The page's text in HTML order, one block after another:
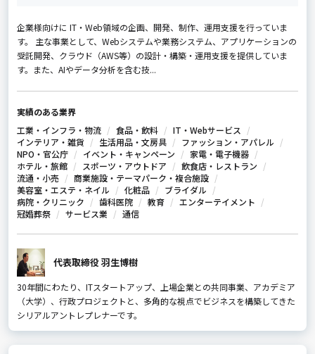
企業様向けに IT・Web領域の企画、開発、制作、運用支援を行っていま
す。 主な事業として、Webシステムや業務システム、アプリケーションの
受託開発、クラウド（AWS等）の設計・構築・運用支援を提供していま
す。また、AIやデータ分析を含む技...
実績のある業界
工業・インフラ・物流
食品・飲料
IT・Webサービス
インテリア・雑貨
生活用品・文房具
ファッション・アパレル
NPO・官公庁
イベント・キャンペーン
家電・電子機器
ホテル・旅館
スポーツ・アウトドア
飲食店・レストラン
流通・小売
商業施設・テーマパーク・複合施設
美容室・エステ・ネイル
化粧品
ブライダル
病院・クリニック
歯科医院 教育
エンターテイメント
冠婚葬祭
サービス業 通信
代表取締役 羽生博樹
30年間にわたり、ITスタートアップ、上場企業との共同事業、アカデミア
（大学）、行政プロジェクトと、多角的な視点でビジネスを構築してきた
シリアルアントレプレナーです。